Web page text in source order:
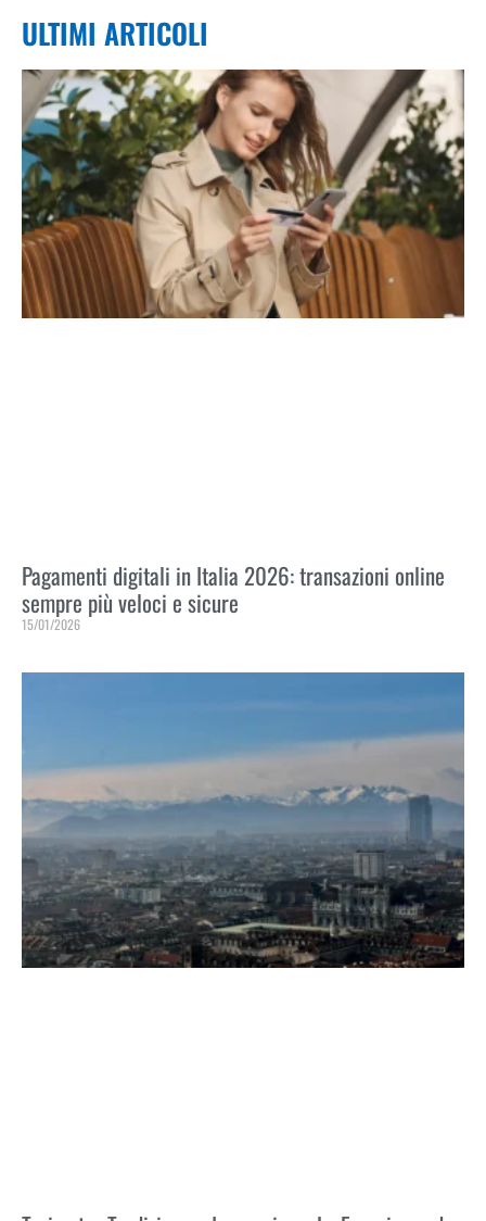
ULTIMI ARTICOLI
Pagamenti digitali in Italia 2026: transazioni online
sempre più veloci e sicure
15/01/2026